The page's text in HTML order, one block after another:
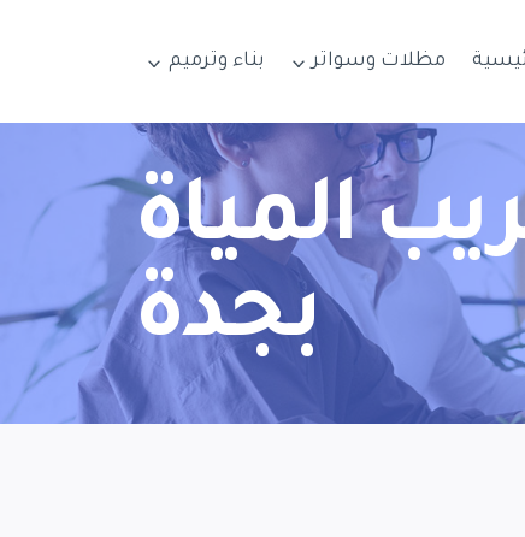
مظلات وسواتر بناء وترميم
المياة
بجدة